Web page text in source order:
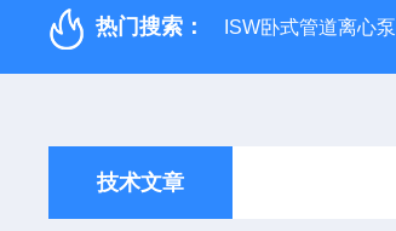
热门搜索： ISW卧式管道离心泵
技术文章